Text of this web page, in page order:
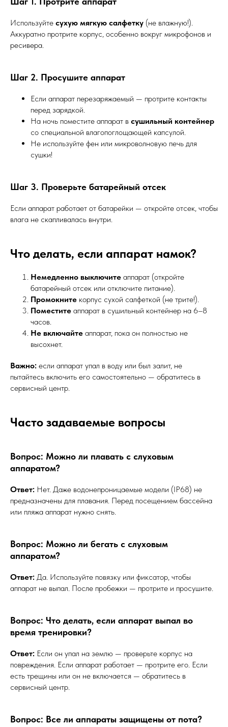
Используйте сухую мягкую салфетку (не влажную!).
Аккуратно протрите корпус, особенно вокруг микрофонов и
ресивера.
Шаг 2. Просушите аппарат
Если аппарат перезаряжаемый — протрите контакты
перед зарядкой.
На ночь поместите аппарат в сушильный контейнер
со специальной влагопоглощающей капсулой.
Не используйте фен или микроволновую печь для
сушки!
Шаг 3. Проверьте батарейный отсек
Если аппарат работает от батарейки — откройте отсек, чтобы
влага не скапливалась внутри.
Что делать, если аппарат намок?
Немедленно выключите аппарат (откройте
батарейный отсек или отключите питание).
Промокните корпус сухой салфеткой (не трите!).
Поместите аппарат в сушильный контейнер на 6–8
часов.
Не включайте аппарат, пока он полностью не
высохнет.
Важно: если аппарат упал в воду или был залит, не
пытайтесь включить его самостоятельно — обратитесь в
сервисный центр.
Часто задаваемые вопросы
Вопрос: Можно ли плавать с слуховым
аппаратом?
Ответ: Нет. Даже водонепроницаемые модели (IP68) не
предназначены для плавания. Перед посещением бассейна
или пляжа аппарат нужно снять.
Вопрос: Можно ли бегать с слуховым
аппаратом?
Ответ: Да. Используйте повязку или фиксатор, чтобы
аппарат не выпал. После пробежки — протрите и просушите.
Вопрос: Что делать, если аппарат выпал во
время тренировки?
Ответ: Если он упал на землю — проверьте корпус на
повреждения. Если аппарат работает — протрите его. Если
есть трещины или он не включается — обратитесь в
сервисный центр.
Вопрос: Все ли аппараты защищены от пота?